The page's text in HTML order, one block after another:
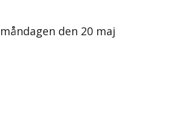
den 20 maj